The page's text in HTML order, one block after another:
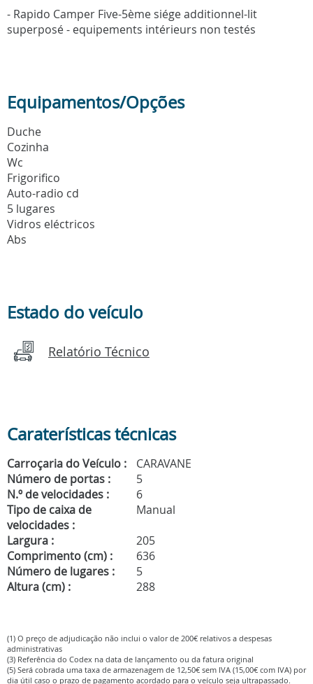
- Rapido Camper Five-5ème siége additionnel-lit
superposé - equipements intérieurs non testés
Equipamentos/Opções
Duche
Cozinha
Wc
Frigorifico
Auto-radio cd
5 lugares
Vidros eléctricos
Abs
Estado do veículo
Relatório Técnico
Caraterísticas técnicas
Carroçaria do Veículo :
CARAVANE
Número de portas :
5
N.º de velocidades :
6
Tipo de caixa de
velocidades :
Manual
Largura :
205
Comprimento (cm) :
636
Número de lugares :
5
Altura (cm) :
288
(1) O preço de adjudicação não inclui o valor de 200€ relativos a despesas
administrativas
(3) Referência do Codex na data de lançamento ou da fatura original
(5) Será cobrada uma taxa de armazenagem de 12,50€ sem IVA (15,00€ com IVA) por
dia útil caso o prazo de pagamento acordado para o veículo seja ultrapassado.